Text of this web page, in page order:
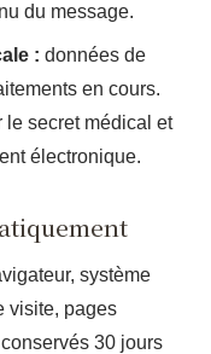
du message.
: données de
en cours.
le secret médical et
électronique.
système
visite, pages
30 jours